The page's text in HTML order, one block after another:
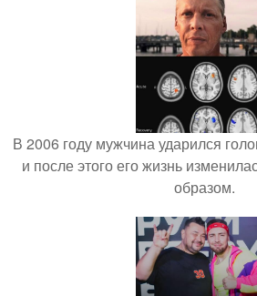
В 2006 году мужчина ударился
и после этого его жизнь
образом.